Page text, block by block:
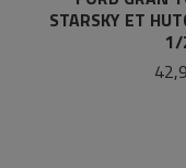
STARSKY ET